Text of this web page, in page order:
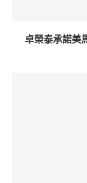
卓榮泰承諾美